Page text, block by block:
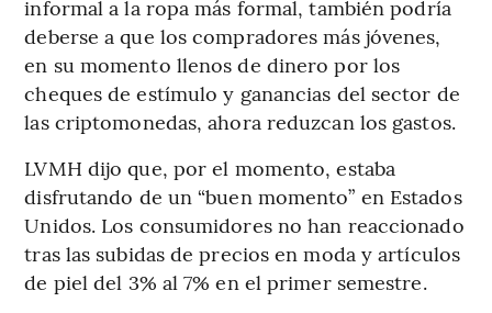
informal a la ropa más formal, también podría
deberse a que los compradores más jóvenes,
en su momento llenos de dinero por los
cheques de estímulo y ganancias del sector de
las criptomonedas, ahora reduzcan los gastos.
LVMH dijo que, por el momento, estaba
disfrutando de un “buen momento” en Estados
Unidos. Los consumidores no han reaccionado
tras las subidas de precios en moda y artículos
de piel del 3% al 7% en el primer semestre.